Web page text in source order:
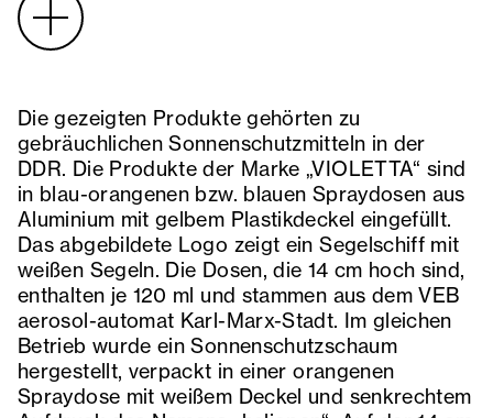
Die gezeigten Produkte gehörten zu
gebräuchlichen Sonnenschutzmitteln in der
DDR. Die Produkte der Marke „VIOLETTA“ sind
in blau-orangenen bzw. blauen Spraydosen aus
Aluminium mit gelbem Plastikdeckel eingefüllt.
Das abgebildete Logo zeigt ein Segelschiff mit
weißen Segeln. Die Dosen, die 14 cm hoch sind,
enthalten je 120 ml und stammen aus dem VEB
aerosol-automat Karl-Marx-Stadt. Im gleichen
Betrieb wurde ein Sonnenschutzschaum
hergestellt, verpackt in einer orangenen
Spraydose mit weißem Deckel und senkrechtem